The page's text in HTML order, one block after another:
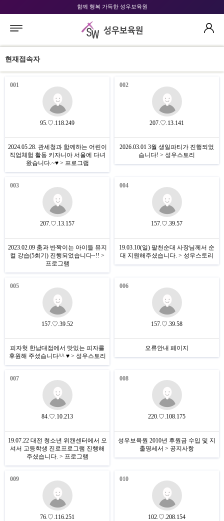
함께 행복 가득한 성우보육원
현재접속자
001
95.♡.118.249
2024.05.28. 관세청과 함께하는 어린이
직업체험 활동 키자니아 서울에 다녀
왔습니다.~♥ > 프로그램
002
207.♡.13.141
2026.03.01 3월 생일파티가 진행되었
습니다! > 성우스토리
003
207.♡.13.157
2023.02.09 춤과 반짝이는 아이들 뮤지
컬 강습(5회기) 진행되었습니다~!! >
프로그램
004
157.♡.39.57
19.03.10(일) 팔천순대 사장님께서 순
대 지원해주셨습니다. > 성우스토리
005
157.♡.39.52
피자헛 한남대점에서 맛있는 피자를
후원해 주셨습니다^^ ♥ > 성우스토리
006
157.♡.39.58
오류안내 페이지
007
84.♡.10.213
19.07.22 대전 청소년 위캔센터에서 오
셔서 고등학생 진로프로그램 진행해
주셨습니다. > 프로그램
008
220.♡.108.175
성우보육원 2010년 후원금 수입 및 지
출명세서 > 공지사항
009
76.♡.116.251
010
102.♡.208.154